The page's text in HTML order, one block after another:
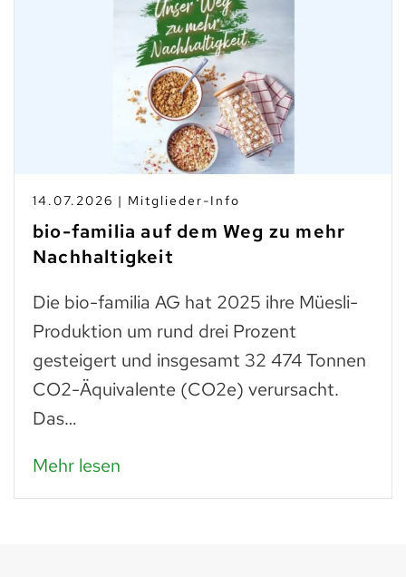
14.07.2026 | Mitglieder-Info
bio-familia auf dem Weg zu mehr
Nachhaltigkeit
Die bio-familia AG hat 2025 ihre Müesli-
Produktion um rund drei Prozent
gesteigert und insgesamt 32 474 Tonnen
CO2-Äquivalente (CO2e) verursacht.
Das…
Mehr lesen